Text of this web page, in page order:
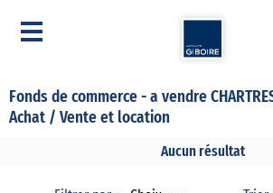
Fonds de commerce - a vendre
Achat / Vente et location
Aucun résultat